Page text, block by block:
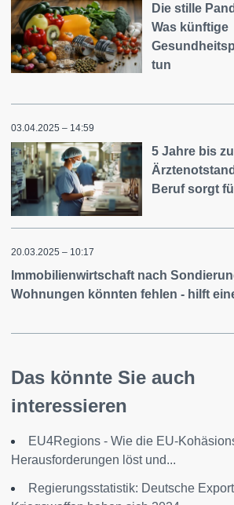
Die stille
Was künftige
tun
03.04.2025 – 14:59
5 Jahre bis
Beruf sorgt
20.03.2025 – 10:17
Immobilienwirtschaft nach
Wohnungen könnten fehlen - hilft
Das könnte Sie auch
interessieren
EU4Regions - Wie die EU-
Herausforderungen löst und...
Regierungsstatistik: Deutsche